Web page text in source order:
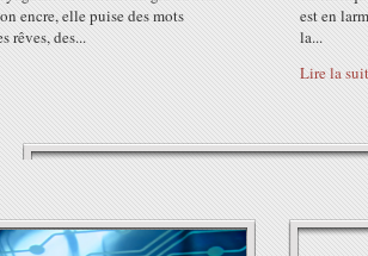
encre, elle puise des mots
rêves, des...
est en
la...
Lire la